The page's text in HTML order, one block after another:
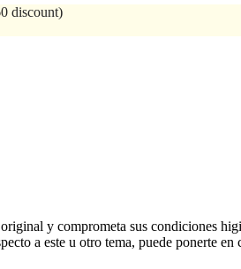
discount)
y comprometa sus condiciones
a este u otro tema, puede ponerte en